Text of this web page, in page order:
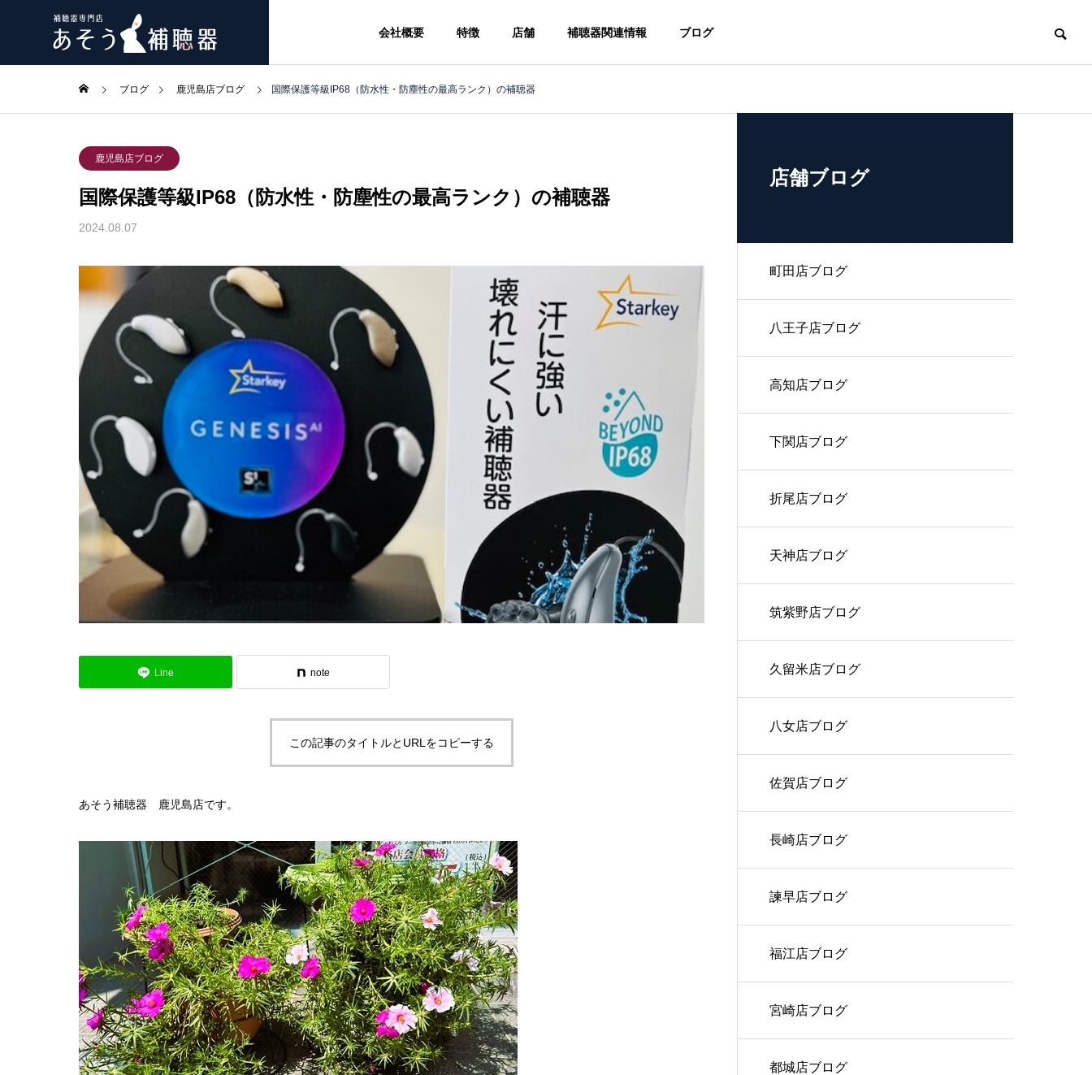
会社概要 特徴 店舗 補聴器関連情報 ブログ
当社の特徴 採用情報
特徴
耳鼻科との連携
補聴器は厚生労働大臣の承認を受け
た医療機器です。
豊富なラインナップ
選択肢は世界中の 大手補聴器メー
カー全て。
選定と調整の技術
適切な機種選定と 適切な音質調整
ブログ
blog
東筑高校の甲子園出場
「親子で話そう補聴器のこと」キ
ャンペーン
暦の上では春ですが、まだまだ寒
い日が続きますね
ブログ
blog
東筑高校の甲子園出場
「親子で話そう補聴器のこと」キ
ャンペーン
暦の上では春ですが、まだまだ寒
い日が続きますね
ブログ 鹿児島店ブログ 国際保護等級IP68（防水性・防塵性の最高ランク）の補聴器
鹿児島店ブログ
国際保護等級IP68（防水性・防塵性の最高ランク）の補聴器
2024.08.07
Line note
この記事のタイトルとURLをコピーする
あそう補聴器 鹿児島店です。
店舗ブログ
町田店ブログ
八王子店ブログ
高知店ブログ
下関店ブログ
折尾店ブログ
天神店ブログ
筑紫野店ブログ
久留米店ブログ
八女店ブログ
佐賀店ブログ
長崎店ブログ
諫早店ブログ
福江店ブログ
宮崎店ブログ
都城店ブログ